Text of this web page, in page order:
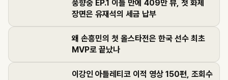
풍향중 EP.1 이틀 만에 409만 뷰, 첫 화제
장면은 유재석의 세금 납부
왜 손흥민의 첫 올스타전은 한국 선수 최초
MVP로 끝났나
이강인 아틀레티코 이적 영상 150편, 조회수